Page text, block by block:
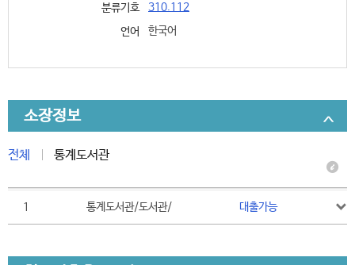
분류기호
310.112
언어
한국어
소장정보
전체 통계도서관
1 통계도서관/도서관/ 대출가능